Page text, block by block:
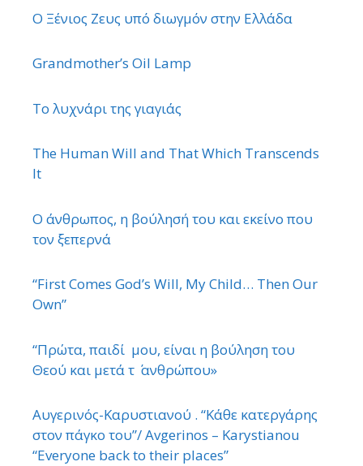
Ο Ξένιος Ζευς υπό διωγμόν στην Ελλάδα
Grandmother’s Oil Lamp
Το λυχνάρι της γιαγιάς
The Human Will and That Which Transcends
It
Ο άνθρωπος, η βούλησή του και εκείνο που
τον ξεπερνά
“First Comes God’s Will, My Child… Then Our
Own”
“Πρώτα, παιδί μου, είναι η βούληση του
Θεού και μετά τ ΄ ανθρώπου»
Αυγερινός-Καρυστιανού . “Κάθε κατεργάρης
στον πάγκο του”/ Avgerinos – Karystianou
“Εveryone back to their places”